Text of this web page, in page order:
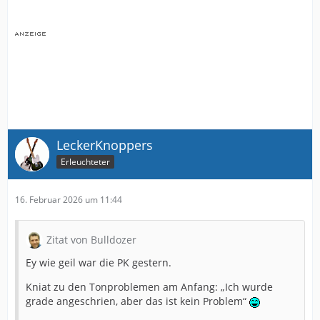
LeckerKnoppers
Erleuchteter
16. Februar 2026 um 11:44
Zitat von Bulldozer
Ey wie geil war die PK gestern.
Kniat zu den Tonproblemen am Anfang: „Ich wurde
grade angeschrien, aber das ist kein Problem“